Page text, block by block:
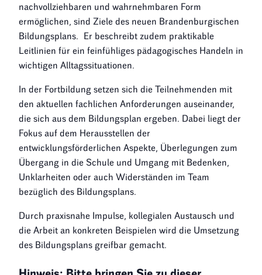
nachvollziehbaren und wahrnehmbaren Form
ermöglichen, sind Ziele des neuen Brandenburgischen
Bildungsplans. Er beschreibt zudem praktikable
Leitlinien für ein feinfühliges pädagogisches Handeln in
wichtigen Alltagssituationen.
In der Fortbildung setzen sich die Teilnehmenden mit
den aktuellen fachlichen Anforderungen auseinander,
die sich aus dem Bildungsplan ergeben. Dabei liegt der
Fokus auf dem Herausstellen der
entwicklungsförderlichen Aspekte, Überlegungen zum
Übergang in die Schule und Umgang mit Bedenken,
Unklarheiten oder auch Widerständen im Team
bezüglich des Bildungsplans.
Durch praxisnahe Impulse, kollegialen Austausch und
die Arbeit an konkreten Beispielen wird die Umsetzung
des Bildungsplans greifbar gemacht.